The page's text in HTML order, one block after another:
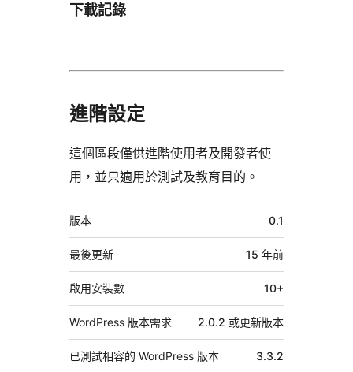
下載記錄
進階設定
這個區段僅供進階使用者及開發者使
用，並只適用於測試及教育目的。
中
繼
資
料
版本 0.1
最後更新 15 年前
啟用安裝數 10+
WordPress 版本需求 2.0.2 或更新版本
已測試相容的 WordPress 版本 3.3.2